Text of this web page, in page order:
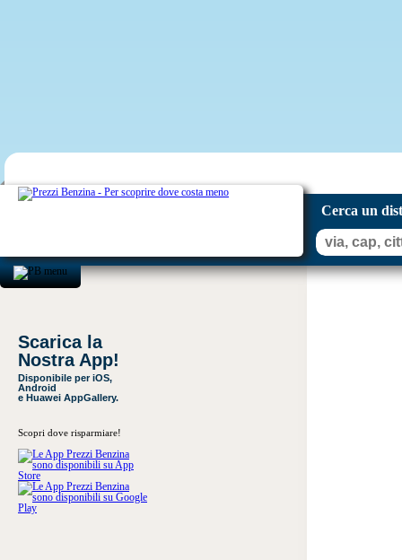
Cerca un
Scarica la
Nostra App!
Disponibile per iOS,
Android
e Huawei AppGallery.
Scopri dove risparmiare!